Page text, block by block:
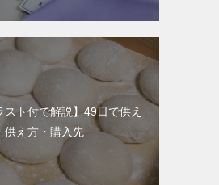
スト付で解説】49日で供え
供え方・購入先